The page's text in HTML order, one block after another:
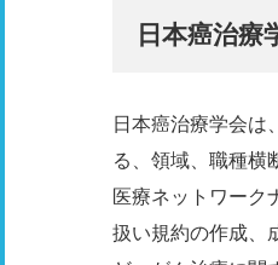
日本癌治
日本癌治療学会は
る、領域、職種横
医療ネットワーク
扱い規約の作成、